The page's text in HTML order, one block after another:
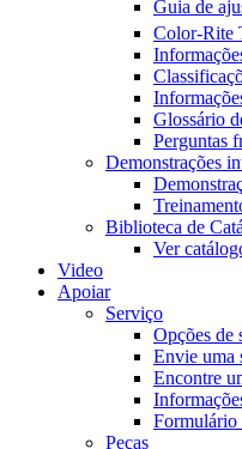
Guia de
Color-Rite
Glossário
Perguntas
Demonstrações
Biblioteca de
Ver
Video
Apoiar
Serviço
Opções de
Envie uma
Encontre
Formulário
Peças